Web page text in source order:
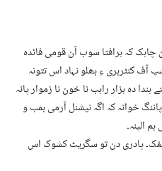
چاہک کہ ہرافتا سوب آن قومی فائدہ
آف کنٹربری ءِ بھلو نہاد اس تتونہ
دہ ہزار راہب نا خون نا زموار پانہ
خوانہ کہ اگہ نیشنل آرمی بمب و
الپنہ۔
پادری دن تو سگریٹ کشوک اس